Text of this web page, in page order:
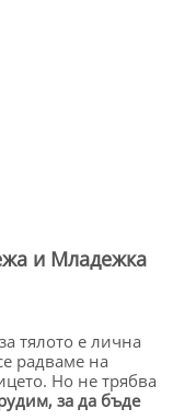
и Младежка
тялото е лична
радваме на
Но не трябва
за да бъде